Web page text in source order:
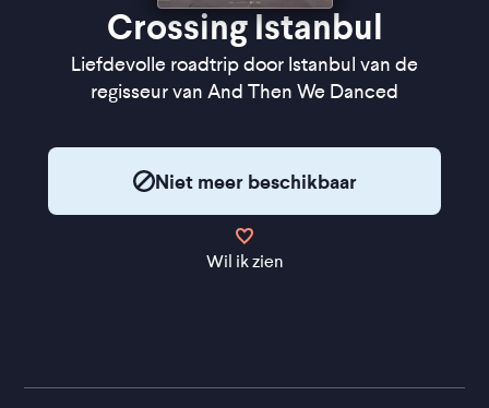
Crossing Istanbul
Liefdevolle roadtrip door Istanbul van de
regisseur van And Then We Danced
Niet meer beschikbaar
Wil ik zien